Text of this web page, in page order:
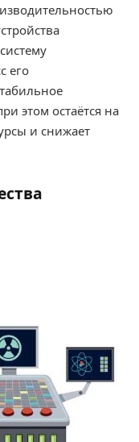
его
этом остаётся на
и снижает